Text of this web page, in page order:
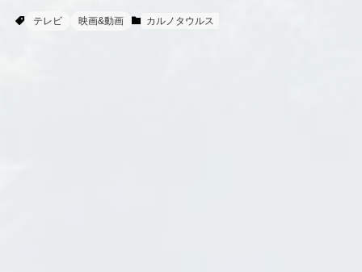
テレビ 映画&動画 カルノタウルス